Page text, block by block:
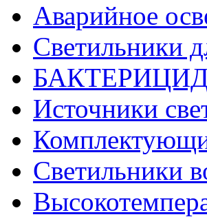
Аварийное
Светильники
Источники
Светильники